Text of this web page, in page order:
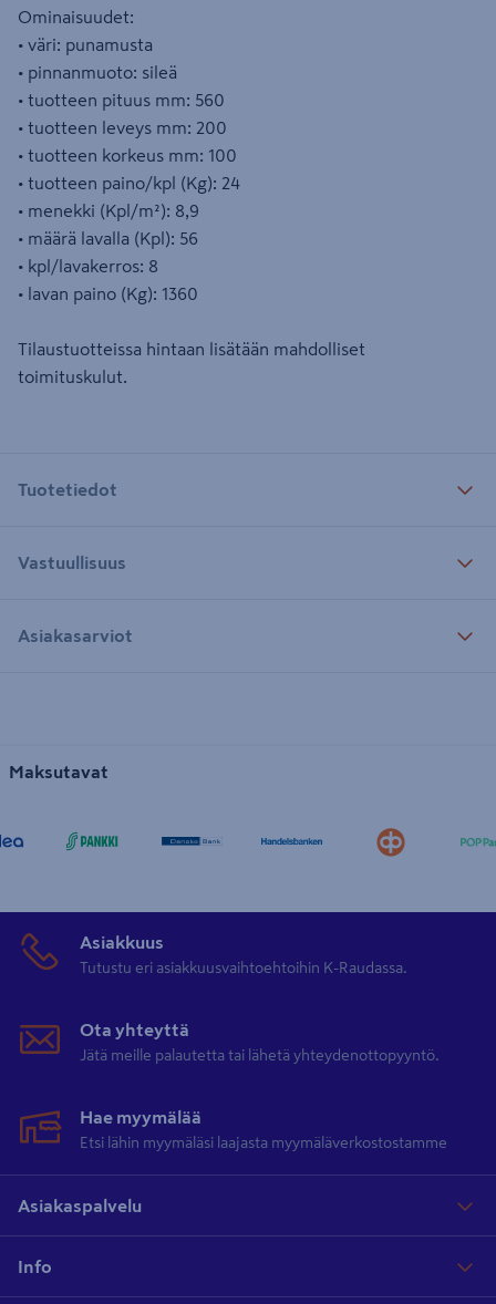
Ominaisuudet:
• väri: punamusta
• pinnanmuoto: sileä
• tuotteen pituus mm: 560
• tuotteen leveys mm: 200
• tuotteen korkeus mm: 100
• tuotteen paino/kpl (Kg): 24
• menekki (Kpl/m²): 8,9
• määrä lavalla (Kpl): 56
• kpl/lavakerros: 8
• lavan paino (Kg): 1360
Tilaustuotteissa hintaan lisätään mahdolliset
toimituskulut.
Tuotetiedot
Vastuullisuus
Asiakasarviot
Maksutavat
Asiakkuus
Tutustu eri asiakkuusvaihtoehtoihin K-Raudassa.
Ota yhteyttä
Jätä meille palautetta tai lähetä yhteydenottopyyntö.
Hae myymälää
Etsi lähin myymäläsi laajasta myymäläverkostostamme
Asiakaspalvelu
Info